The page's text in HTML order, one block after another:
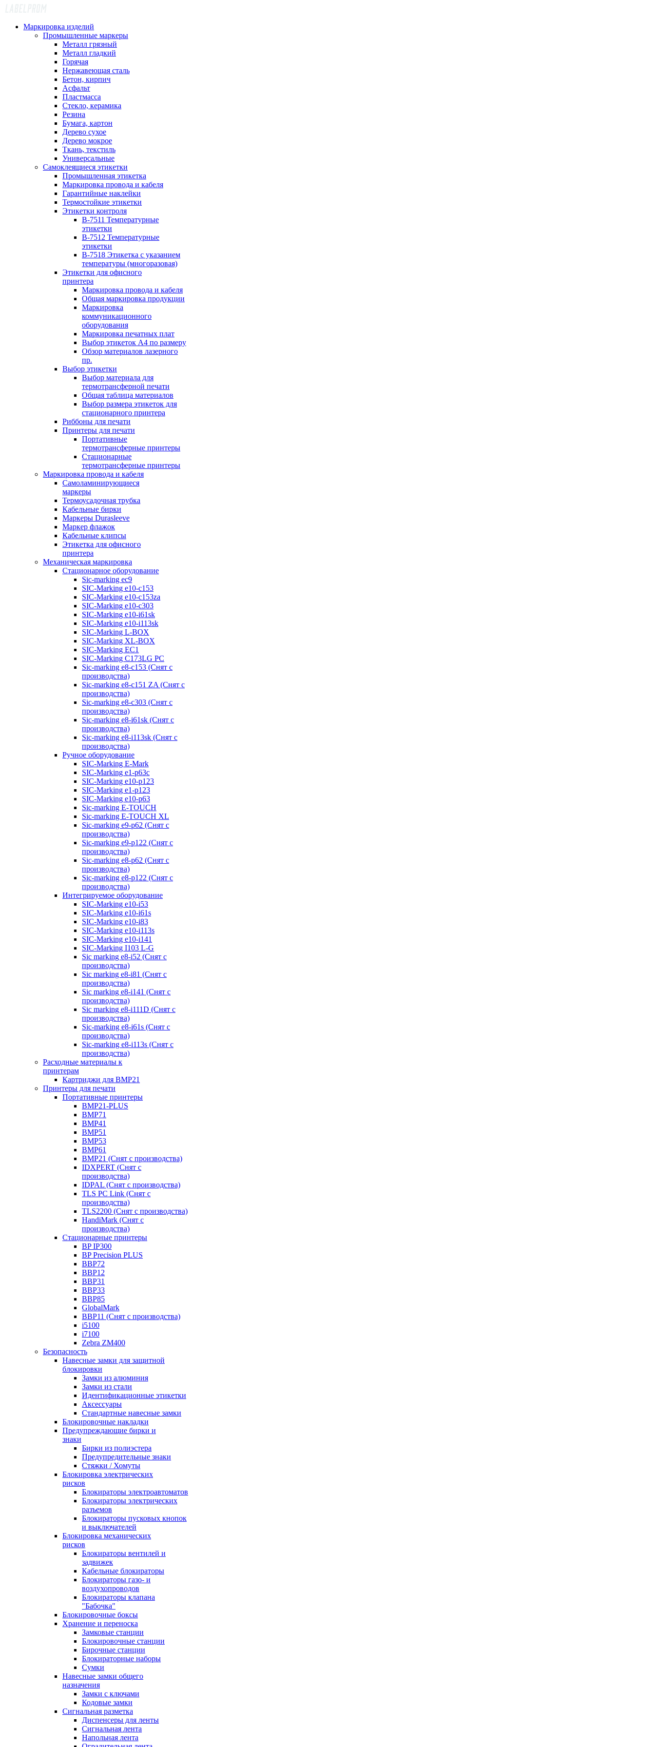
Маркировка изделий
Промышленные маркеры
Металл грязный
Металл гладкий
Горячая
Нержавеющая сталь
Бетон, кирпич
Асфальт
Пластмасса
Стекло, керамика
Резина
Бумага, картон
Дерево сухое
Дерево мокрое
Ткань, текстиль
Универсальные
Самоклеящиеся этикетки
Промышленная этикетка
Маркировка провода и кабеля
Гарантийные наклейки
Термостойкие этикетки
Этикетки контроля
B-7511 Температурные
этикетки
B-7512 Температурные
этикетки
B-7518 Этикетка с указанием
температуры (многоразовая)
Этикетки для офисного
принтера
Маркировка провода и кабеля
Общая маркировка продукции
Маркировка
коммуникационного
оборудования
Маркировка печатных плат
Выбор этикеток А4 по размеру
Обзор материалов лазерного
пр.
Выбор этикетки
Выбор материала для
термотрансферной печати
Общая таблица материалов
Выбор размера этикеток для
стационарного принтера
Риббоны для печати
Принтеры для печати
Портативные
термотрансферные принтеры
Стационарные
термотрансферные принтеры
Маркировка провода и кабеля
Самоламинирующиеся
маркеры
Термоусадочная трубка
Кабельные бирки
Маркеры Durasleeve
Маркер флажок
Кабельные клипсы
Этикетка для офисного
принтера
Механическая маркировка
Стационарное оборудование
Sic-marking ec9
SIC-Marking e10-c153
SIC-Marking e10-c153za
SIC-Marking e10-c303
SIC-Marking e10-i61sk
SIC-Marking e10-i113sk
SIC-Marking L-BOX
SIC-Marking XL-BOX
SIC-Marking EC1
SIC-Marking C173LG PC
Sic-marking e8-c153 (Снят с
производства)
Sic-marking e8-c151 ZA (Снят с
производства)
Sic-marking e8-c303 (Снят с
производства)
Sic-marking e8-i61sk (Снят с
производства)
Sic-marking e8-i113sk (Снят с
производства)
Ручное оборудование
SIC-Marking E-Mark
SIC-Marking e1-p63с
SIC-Marking e10-p123
SIC-Marking e1-p123
SIC-Marking e10-p63
Sic-marking E-TOUCH
Sic-marking E-TOUCH XL
Sic-marking e9-p62 (Снят с
производства)
Sic-marking e9-p122 (Снят с
производства)
Sic-marking e8-p62 (Снят с
производства)
Sic-marking e8-p122 (Снят с
производства)
Интегрируемое оборудование
SIC-Marking e10-i53
SIC-Marking e10-i61s
SIC-Marking e10-i83
SIC-Marking e10-i113s
SIC-Marking e10-i141
SIC-Marking I103 L-G
Sic marking e8-i52 (Снят с
производства)
Sic marking e8-i81 (Снят с
производства)
Sic marking e8-i141 (Снят с
производства)
Sic marking e8-i111D (Снят с
производства)
Sic-marking e8-i61s (Снят с
производства)
Sic-marking e8-i113s (Снят с
производства)
Расходные материалы к
принтерам
Картриджи для BMP21
Принтеры для печати
Портативные принтеры
BMP21-PLUS
BMP71
BMP41
BMP51
BMP53
BMP61
BMP21 (Снят с производства)
IDXPERT (Снят с
производства)
IDPAL (Снят с производства)
TLS PC Link (Снят с
производства)
TLS2200 (Снят с производства)
HandiMark (Снят с
производства)
Стационарные принтеры
BP IP300
BP Precision PLUS
BBP72
BBP12
BBP31
BBP33
BBP85
GlobalMark
BBP11 (Снят с производства)
i5100
i7100
Zebra ZM400
Безопасность
Навесные замки для защитной
блокировки
Замки из алюминия
Замки из стали
Идентификационные этикетки
Аксессуары
Стандартные навесные замки
Блокировочные накладки
Предупреждающие бирки и
знаки
Бирки из полиэстера
Предупредительные знаки
Стяжки / Хомуты
Блокировка электрических
рисков
Блокираторы электроавтоматов
Блокираторы электрических
разъемов
Блокираторы пусковых кнопок
и выключателей
Блокировка механических
рисков
Блокираторы вентилей и
задвижек
Кабельные блокираторы
Блокираторы газо- и
воздухопроводов
Блокираторы клапана
"Бабочка"
Блокировочные боксы
Хранение и переноска
Замковые станции
Блокировочные станции
Бирочные станции
Блокираторные наборы
Сумки
Навесные замки общего
назначения
Замки с ключами
Кодовые замки
Сигнальная разметка
Диспенсеры для ленты
Сигнальная лента
Напольная лента